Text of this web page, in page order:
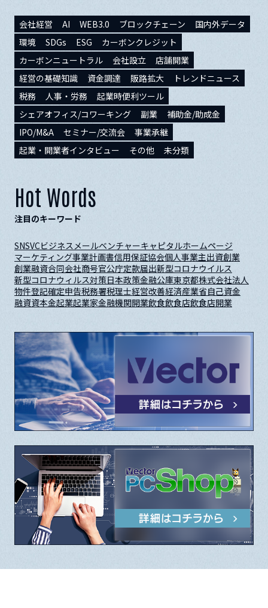
会社経営 AI WEB3.0 ブロックチェーン
国内外データ
環境
SDGs ESG
カーボンクレジット
カーボンニュートラル
会社設立
店舗開業
経営の基礎知識
資金調達 販路拡大
トレンドニュース
税務
人事・労務
起業時便利ツール
シェアオフィス/コワーキング
副業
補助金/助成金
IPO/M&A
セミナー/交流会
事業承継
起業・開業者インタビュー
その他 未分類
Hot Words
注目のキーワード
SNSVCビジネスメールベンチャーキャピタルホームページ
マーケティング事業計画書信用保証協会個人事業主出資創業
創業融資合同会社商号官公庁定款届出新型コロナウイルス
新型コロナウィルス対策日本政策金融公庫東京都株式会社法人
物件登記確定申告税務署税理士経営改善経済産業省自己資金
融資資本金起業起業家金融機関開業飲食飲食店飲食店開業